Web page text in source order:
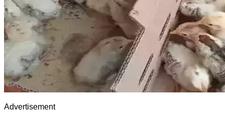
Advertisement